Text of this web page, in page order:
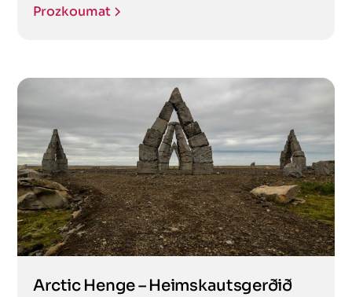
Prozkoumat
Arctic Henge – Heimskautsgerðið